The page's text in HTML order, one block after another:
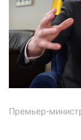
Премьер-